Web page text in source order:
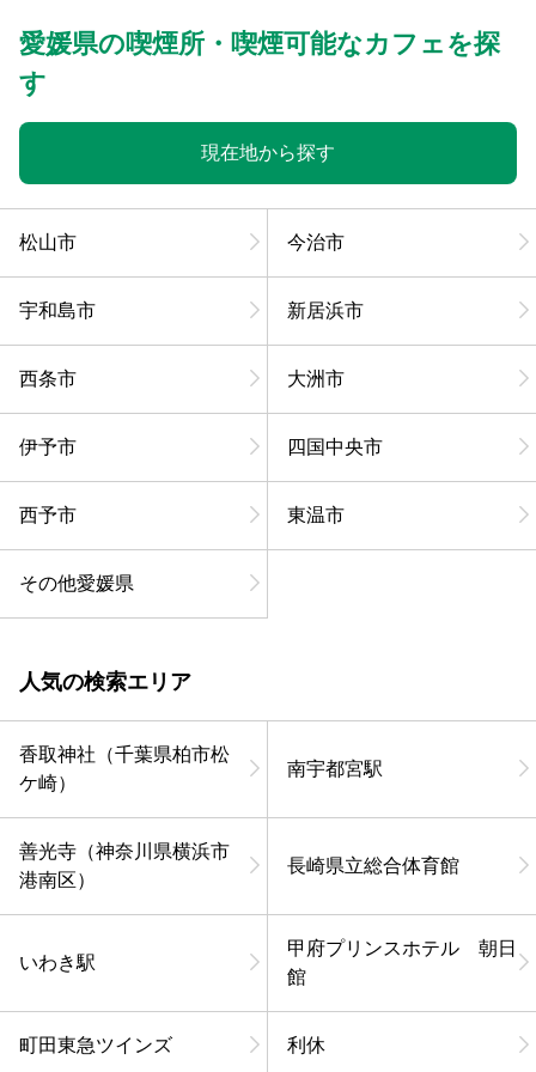
愛媛県の喫煙所・喫煙可能なカフェを探
す
現在地から探す
松山市 今治市
宇和島市 新居浜市
西条市 大洲市
伊予市 四国中央市
西予市 東温市
その他愛媛県
人気の検索エリア
香取神社（千葉県柏市松
ケ崎）
南宇都宮駅
善光寺（神奈川県横浜市
港南区）
長崎県立総合体育館
いわき駅
甲府プリンスホテル 朝日
館
町田東急ツインズ 利休